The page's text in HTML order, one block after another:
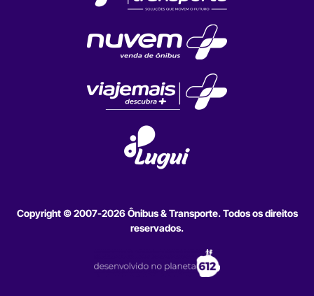
Copyright © 2007-2026 Ônibus & Transporte. Todos os direitos
reservados.